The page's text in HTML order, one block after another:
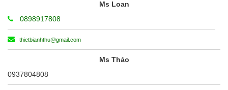
Ms Loan
0898917808
thietbianhthu@gmail.com
Ms Thảo
0937804808